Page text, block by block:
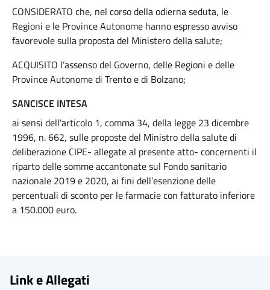
CONSIDERATO che, nel corso della odierna seduta, le
Regioni e le Province Autonome hanno espresso avviso
favorevole sulla proposta del Ministero della salute;
ACQUISITO l’assenso del Governo, delle Regioni e delle
Province Autonome di Trento e di Bolzano;
SANCISCE INTESA
ai sensi dell’articolo 1, comma 34, della legge 23 dicembre
1996, n. 662, sulle proposte del Ministro della salute di
deliberazione CIPE- allegate al presente atto- concernenti il
riparto delle somme accantonate sul Fondo sanitario
nazionale 2019 e 2020, ai fini dell’esenzione delle
percentuali di sconto per le farmacie con fatturato inferiore
a 150.000 euro.
Link e Allegati